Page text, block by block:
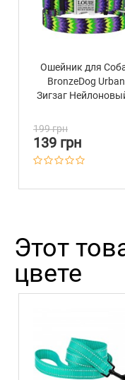
Ошейник для
BronzeDog Urban
Зигзаг
Пряжкой
Фиолетовый
199 грн
139 грн
Этот
цвете